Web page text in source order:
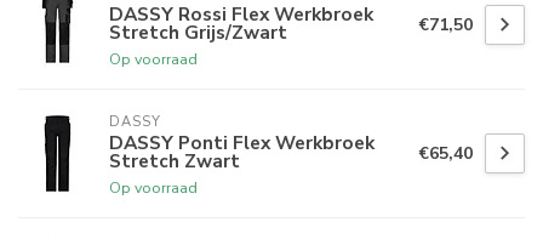
DASSY Rossi Flex Werkbroek
Stretch Grijs/Zwart
Op voorraad
€71,50
DASSY
DASSY Ponti Flex Werkbroek
Stretch Zwart
Op voorraad
€65,40